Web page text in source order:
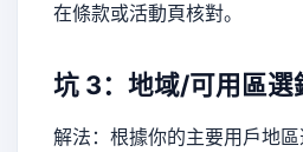
在條款或活動頁核對。
坑 3：地域/可用區選
解法：根據你的主要用戶地